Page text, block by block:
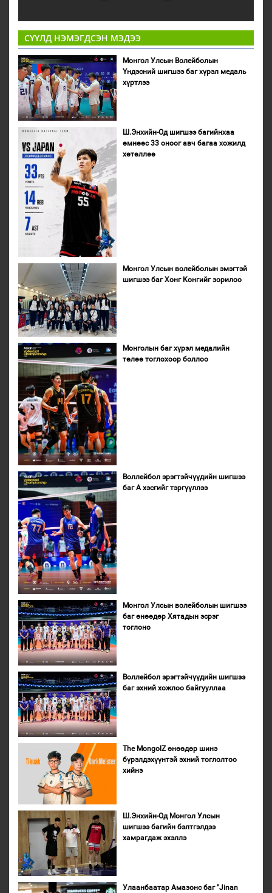
СҮҮЛД НЭМЭГДСЭН МЭДЭЭ
Монгол Улсын Волейболын
Үндэсний шигшээ баг хүрэл медаль
хүртлээ
Ш.Энхийн-Од шигшээ багийнхаа
өмнөөс 33 оноог авч багаа хожилд
хөтөллөө
Монгол Улсын волейболын эмэгтэй
шигшээ баг Хонг Конгийг зорилоо
Монголын баг хүрэл медалийн
төлөө тоглохоор боллоо
Воллейбол эрэгтэйчүүдийн шигшээ
баг А хэсгийг тэргүүллээ
Монгол Улсын волейболын шигшээ
баг өнөөдөр Хятадын эсрэг
тоглоно
Воллейбол эрэгтэйчүүдийн шигшээ
баг эхний хожлоо байгууллаа
The MongolZ өнөөдөр шинэ
бүрэлдэхүүнтэй эхний тоглолтоо
хийнэ
Ш.Энхийн-Од Монгол Улсын
шигшээ багийн бэлтгэлдээ
хамрагдаж эхэллэ
Улаанбаатар Амазонс баг "Jinan